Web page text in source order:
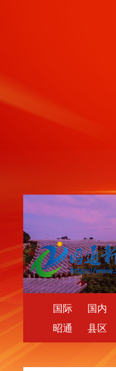
国际 国内
昭通
县区